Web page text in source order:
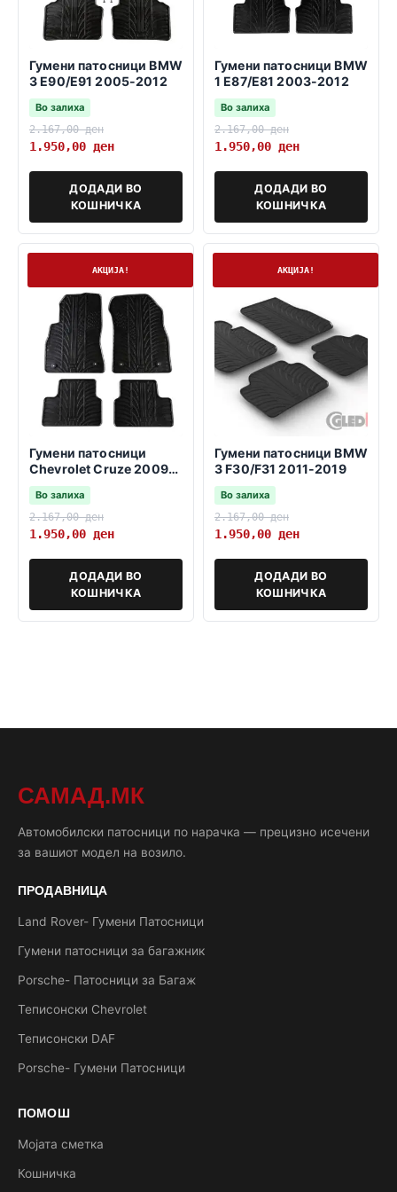
Гумени патосници BMW
3 E90/E91 2005-2012
Во залиха
2.167,00ден
1.950,00 ден
ДОДАДИ ВО
КОШНИЧКА
Гумени патосници BMW
1 E87/E81 2003-2012
Во залиха
2.167,00ден
1.950,00 ден
ДОДАДИ ВО
КОШНИЧКА
АКЦИЈА!
Гумени патосници
Chevrolet Cruze 2009-
2016
Во залиха
2.167,00ден
1.950,00 ден
ДОДАДИ ВО
КОШНИЧКА
АКЦИЈА!
Гумени патосници BMW
3 F30/F31 2011-2019
Во залиха
2.167,00ден
1.950,00 ден
ДОДАДИ ВО
КОШНИЧКА
САМАД.МК
Автомобилски патосници по нарачка — прецизно исечени
за вашиот модел на возило.
ПРОДАВНИЦА
Land Rover- Гумени Патосници
Гумени патосници за багажник
Porsche- Патосници за Багаж
Теписонски Chevrolet
Теписонски DAF
Porsche- Гумени Патосници
ПОМОШ
Мојата сметка
Кошничка